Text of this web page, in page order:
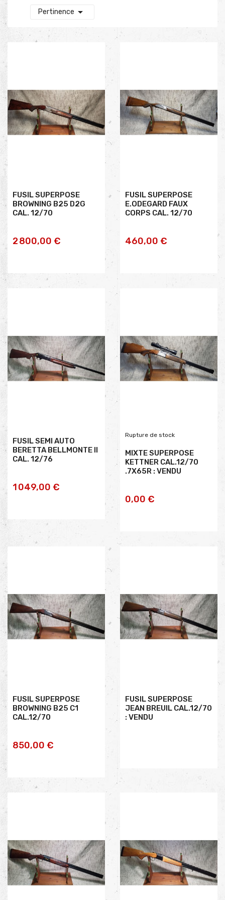
Pertinence 
FUSIL SUPERPOSE
BROWNING B25 D2G
CAL. 12/70
2 800,00 €
AJOUTER AU
FUSIL SUPERPOSE
E.ODEGARD FAUX
CORPS CAL. 12/70
460,00 €AJOUTER AU
FUSIL SEMI AUTO
BERETTA BELLMONTE II
CAL. 12/76
1 049,00 €
AJOUTER AU
Rupture de stock
MIXTE SUPERPOSE
KETTNER CAL.12/70
.7X65R : VENDU
0,00 €
FUSIL SUPERPOSE
BROWNING B25 C1
CAL.12/70
850,00 €AJOUTER AU
FUSIL SUPERPOSE
JEAN BREUIL CAL.12/70
: VENDU